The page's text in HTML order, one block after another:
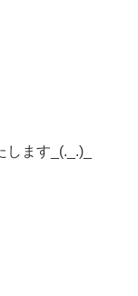
ます_(._.)_